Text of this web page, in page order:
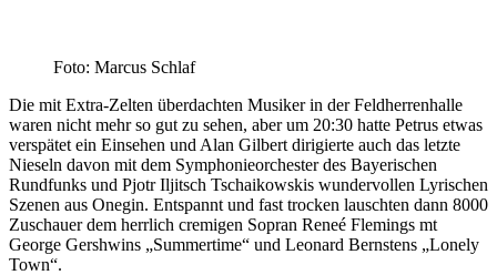
Foto: Marcus Schlaf
Die mit Extra-Zelten überdachten Musiker in der Feldherrenhalle
waren nicht mehr so gut zu sehen, aber um 20:30 hatte Petrus etwas
verspätet ein Einsehen und Alan Gilbert dirigierte auch das letzte
Nieseln davon mit dem Symphonieorchester des Bayerischen
Rundfunks und Pjotr Iljitsch Tschaikowskis wundervollen Lyrischen
Szenen aus Onegin. Entspannt und fast trocken lauschten dann 8000
Zuschauer dem herrlich cremigen Sopran Reneé Flemings mt
George Gershwins „Summertime“ und Leonard Bernstens „Lonely
Town“.